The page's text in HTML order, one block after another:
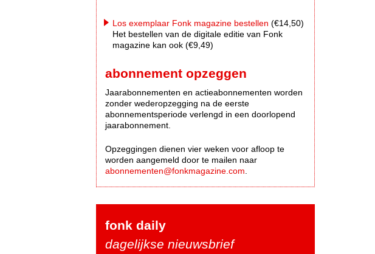
Los exemplaar Fonk magazine bestellen (€14,50)
Het bestellen van de digitale editie van Fonk
magazine kan ook (€9,49)
abonnement opzeggen
Jaarabonnementen en actieabonnementen worden
zonder wederopzegging na de eerste
abonnementsperiode verlengd in een doorlopend
jaarabonnement.
Opzeggingen dienen vier weken voor afloop te
worden aangemeld door te mailen naar
abonnementen@fonkmagazine.com
fonk daily
dagelijkse nieuwsbrief